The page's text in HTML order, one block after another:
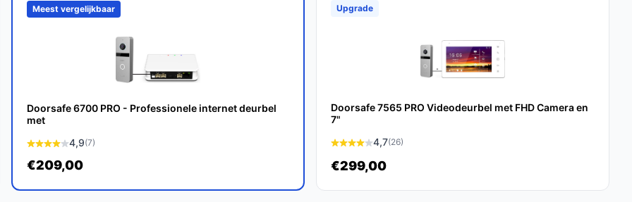
Meest vergelijkbaar
Doorsafe 6700 PRO - Professionele internet deurbel
met
4,9(7)
€209,00
Upgrade
Doorsafe 7565 PRO Videodeurbel met FHD Camera en
7"
4,7(26)
€299,00